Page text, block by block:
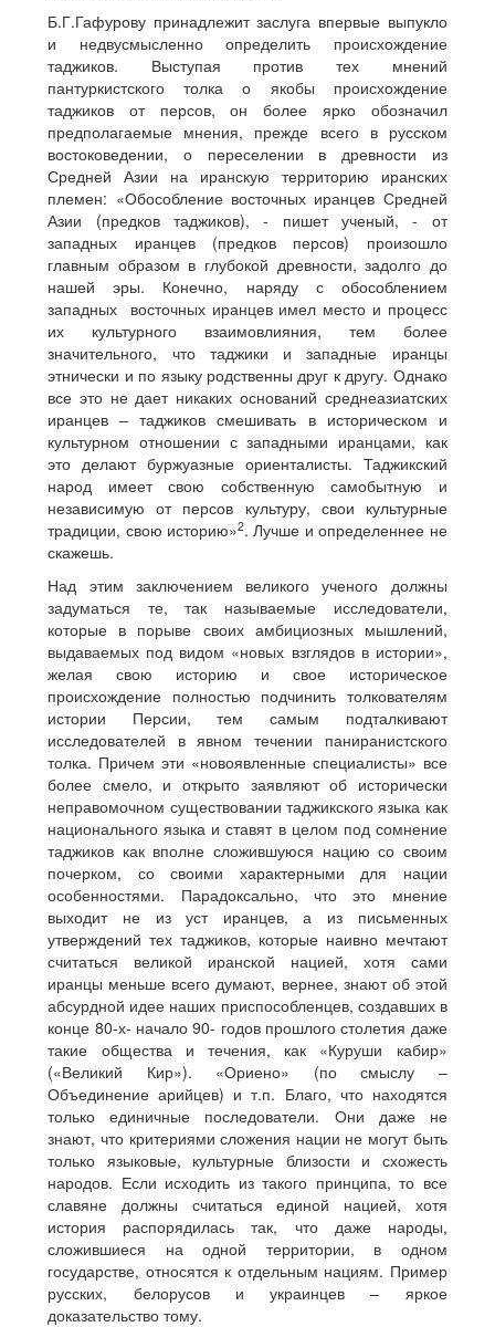
Б.Г.Гафурову принадлежит заслуга впервые выпукло
и недвусмысленно определить происхождение
таджиков. Выступая против тех мнений
пантуркистского толка о якобы происхождение
таджиков от персов, он более ярко обозначил
предполагаемые мнения, прежде всего в русском
востоковедении, о переселении в древности из
Средней Азии на иранскую территорию иранских
племен: «Обособление восточных иранцев Средней
Азии (предков таджиков), - пишет ученый, - от
западных иранцев (предков персов) произошло
главным образом в глубокой древности, задолго до
нашей эры. Конечно, наряду с обособлением
западных восточных иранцев имел место и процесс
их культурного взаимовлияния, тем более
значительного, что таджики и западные иранцы
этнически и по языку родственны друг к другу. Однако
все это не дает никаких оснований среднеазиатских
иранцев – таджиков смешивать в историческом и
культурном отношении с западными иранцами, как
это делают буржуазные ориенталисты. Таджикский
народ имеет свою собственную самобытную и
независимую от персов культуру, свои культурные
традиции, свою историю»2. Лучше и определеннее не
скажешь.
Над этим заключением великого ученого должны
задуматься те, так называемые исследователи,
которые в порыве своих амбициозных мышлений,
выдаваемых под видом «новых взглядов в истории»,
желая свою историю и свое историческое
происхождение полностью подчинить толкователям
истории Персии, тем самым подталкивают
исследователей в явном течении паниранистского
толка. Причем эти «новоявленные специалисты» все
более смело, и открыто заявляют об исторически
неправомочном существовании таджикского языка как
национального языка и ставят в целом под сомнение
таджиков как вполне сложившуюся нацию со своим
почерком, со своими характерными для нации
особенностями. Парадоксально, что это мнение
выходит не из уст иранцев, а из письменных
утверждений тех таджиков, которые наивно мечтают
считаться великой иранской нацией, хотя сами
иранцы меньше всего думают, вернее, знают об этой
абсурдной идее наших приспособленцев, создавших в
конце 80-х- начало 90- годов прошлого столетия даже
такие общества и течения, как «Куруши кабир»
(«Великий Кир»). «Ориено» (по смыслу –
Объединение арийцев) и т.п. Благо, что находятся
только единичные последователи. Они даже не
знают, что критериями сложения нации не могут быть
только языковые, культурные близости и схожесть
народов. Если исходить из такого принципа, то все
славяне должны считаться единой нацией, хотя
история распорядилась так, что даже народы,
сложившиеся на одной территории, в одном
государстве, относятся к отдельным нациям. Пример
русских, белорусов и украинцев – яркое
доказательство тому.